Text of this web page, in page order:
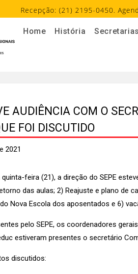
Recepção: (21) 2195-0450.
Home História Secretarias
AUDIÊNCIA COM O
FOI DISCUTIDO
2021
feira (21), a direção do SEPE
das aulas; 2) Reajuste e plano de
Nova Escola dos aposentados e 6)
pelo SEPE, os coordenadores
estiveram presentes o secretário
discutidos: